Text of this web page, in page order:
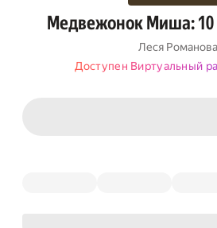
Медвежонок Миша: 10
Леся Романова
Доступен Виртуальный